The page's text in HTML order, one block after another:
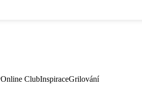
Online ClubInspiraceGrilování